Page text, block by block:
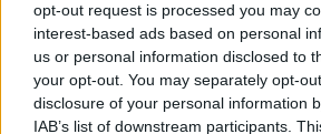
opt-out request is processed you may
interest-based ads based on personal
us or personal information disclosed to
your opt-out. You may separately opt-
disclosure of your personal information
IAB’s list of downstream participants.
Radar Social identificou 363 situações de
Ourique
O projeto Radar Social identificou 363